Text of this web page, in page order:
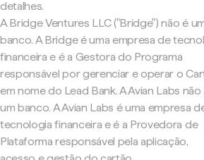
detalhes.
A Bridge Ventures LLC ("Bridge") não é
banco. A Bridge é uma empresa de
financeira e é a Gestora do Programa
responsável por gerenciar e operar o
em nome do Lead Bank. A Avian Labs não
um banco. A Avian Labs é uma empresa
tecnologia financeira e é a Provedora de
Plataforma responsável pela aplicação,